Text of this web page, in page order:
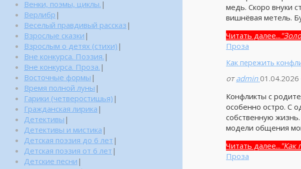
медь. Скоро внуки
вишнёвая метель.
Читать далее...
Проза
Как пережить
от admin 01.04.2026
Конфликты с
особенно остро. С
собственную
модели общения
Читать далее... "Как
Проза
Венки, поэмы, циклы. |
Верлибр |
Веселый правдивый рассказ |
Взрослые сказки |
Взрослым о детях (стихи) |
Вне конкурса. Поэзия. |
Вне конкурса. Проза. |
Восточные формы |
Время полной луны |
Гарики (четверостишья) |
Гражданская лирика |
Детективы |
Детективы и мистика |
Детская поэзия до 6 лет |
Детская поэзия от 6 лет |
Детские песни |